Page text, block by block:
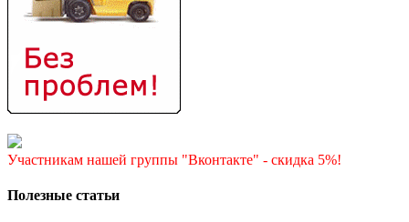
Участникам нашей группы "Вконтакте" - скидка 5%!
Полезные статьи